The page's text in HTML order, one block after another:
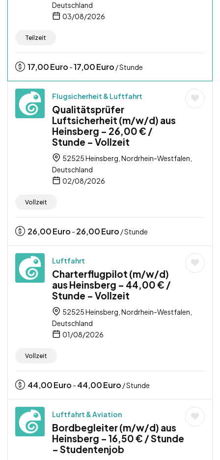
Deutschland
03/08/2026
Teilzeit
17,00Euro -17,00Euro / Stunde
Flugsicherheit & Luftfahrt
Qualitätsprüfer
Luftsicherheit (m/w/d) aus
Heinsberg – 26,00 € /
Stunde – Vollzeit
52525 Heinsberg, Nordrhein-Westfalen,
Deutschland
02/08/2026
Vollzeit
26,00Euro - 26,00Euro / Stunde
Luftfahrt
Charterflugpilot (m/w/d)
aus Heinsberg – 44,00 € /
Stunde – Vollzeit
52525 Heinsberg, Nordrhein-Westfalen,
Deutschland
01/08/2026
Vollzeit
44,00Euro - 44,00Euro / Stunde
Luftfahrt & Aviation
Bordbegleiter (m/w/d) aus
Heinsberg – 16,50 € / Stunde
– Studentenjob